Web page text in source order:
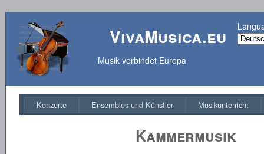
VivaMusica.eu
Musik verbindet Europa
Konzerte Ensembles und Künstler Musikunterricht
Kammermusik